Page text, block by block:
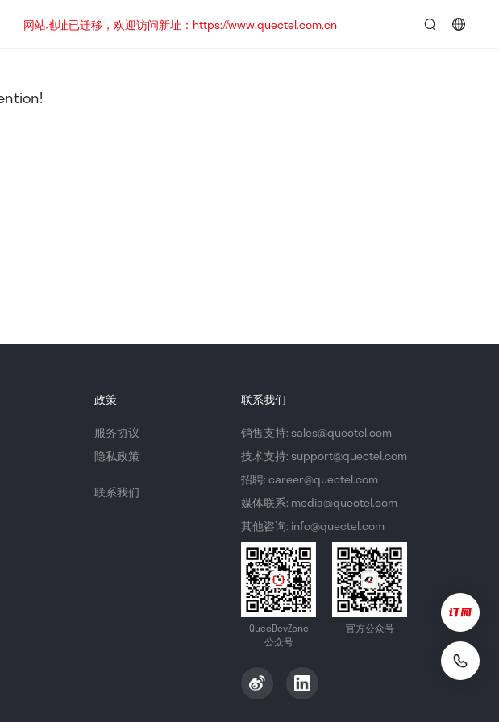
网站地址已迁移，欢迎访问新址：https://www.quectel.com.cn
政策
服务协议
隐私政策
联系我们
联系我们
销售支持: sales@quectel.com
技术支持: support@quectel.com
招聘: career@quectel.com
媒体联系: media@quectel.com
其他咨询: info@quectel.com
QuecDevZone
公众号
官方公众号